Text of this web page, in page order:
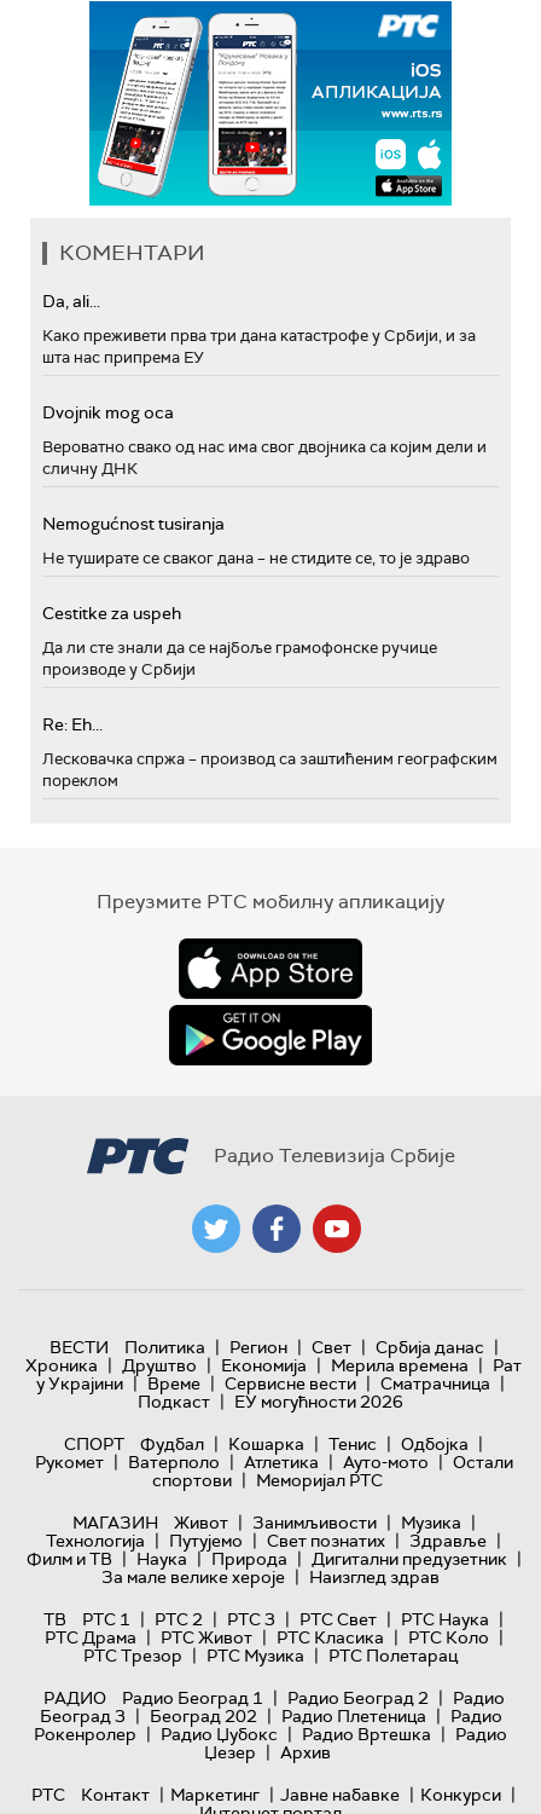
КОМЕНТАРИ
Da, ali...
Како преживети прва три дана катастрофе у Србији, и за
шта нас припрема ЕУ
Dvojnik mog oca
Вероватно свако од нас има свог двојника са којим дели и
сличну ДНК
Nemogućnost tusiranja
Не туширате се сваког дана – не стидите се, то је здраво
Cestitke za uspeh
Да ли сте знали да се најбоље грамофонске ручице
производе у Србији
Re: Eh...
Лесковачка спржа – производ са заштићеним географским
пореклом
Преузмите РТС мобилну апликацију
Радио Телевизија Србије
ВЕСТИ Политика | Регион | Свет | Србија данас |
Хроника | Друштво | Економија | Мерила времена | Рат
у Украјини | Време | Сервисне вести | Сматрачница |
Подкаст | ЕУ могућности 2026
СПОРТ
Фудбал | Кошарка | Тенис | Одбојка |
Рукомет | Ватерполо | Атлетика | Ауто-мото | Остали
спортови | Меморијал РТС
МАГАЗИН
Живот | Занимљивости | Музика |
Технологијa | Путујемо | Свет познатих | Здравље |
Филм и ТВ | Наука | Природа | Дигитални предузетник |
За мале велике хероје | Наизглед здрав
ТВ
РТС 1 | РТС 2 | РТС 3 | РТС Свет | РТС Наука |
РТС Драма | РТС Живот | РТС Класика | РТС Коло |
РТС Трезор | РТС Музика | РТС Полетарац
РАДИО
Радио Београд 1 | Радио Београд 2 | Радио
Београд 3 | Београд 202 | Радио Плетеница | Радио
Рокенролер | Радио Џубокс | Радио Вртешка | Радио
Џезер | Архив
РТС
Контакт | Маркетинг | Јавне набавке | Конкурси |